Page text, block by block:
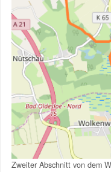
Zweiter Abschnitt von dem